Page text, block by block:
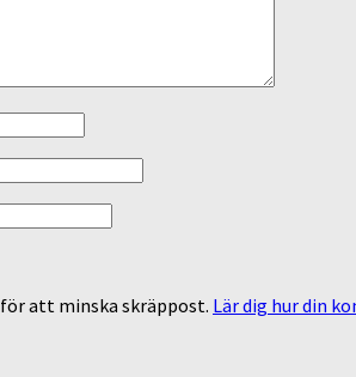
att minska skräppost. Lär dig hur din